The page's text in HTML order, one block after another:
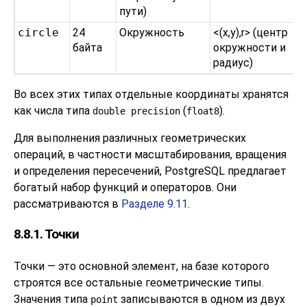
пути)
circle
24
байта
Окружность
<(x,y),r> (центр
окружности и
радиус)
Во всех этих типах отдельные координаты хранятся
как числа типа double precision (float8).
Для выполнения различных геометрических
операций, в частности масштабирования, вращения
и определения пересечений, PostgreSQL предлагает
богатый набор функций и операторов. Они
рассматриваются в Разделе 9.11.
8.8.1. Точки
Точки — это основной элемент, на базе которого
строятся все остальные геометрические типы.
Значения типа point записываются в одном из двух